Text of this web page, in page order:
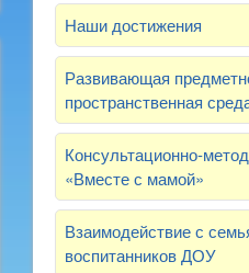
Наши достижения
Развивающая
пространственная
Консультационно-
«Вместе с мамой»
Взаимодействие с
воспитанников ДОУ